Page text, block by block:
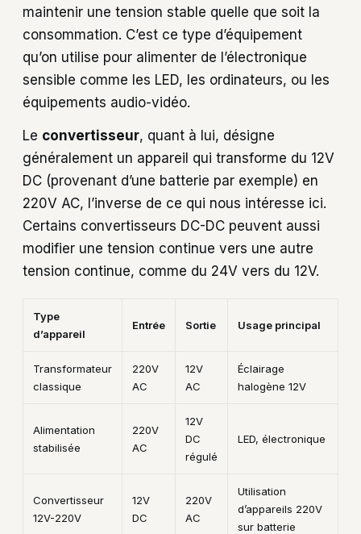
maintenir une tension stable quelle que soit la
consommation. C’est ce type d’équipement
qu’on utilise pour alimenter de l’électronique
sensible comme les LED, les ordinateurs, ou les
équipements audio-vidéo.
Le convertisseur, quant à lui, désigne
généralement un appareil qui transforme du 12V
DC (provenant d’une batterie par exemple) en
220V AC, l’inverse de ce qui nous intéresse ici.
Certains convertisseurs DC-DC peuvent aussi
modifier une tension continue vers une autre
tension continue, comme du 24V vers du 12V.
Type
d’appareil
Entrée Sortie Usage principal
Transformateur
classique
220V
AC
12V
AC
Éclairage
halogène 12V
Alimentation
stabilisée
220V
AC
12V
DC
régulé
LED, électronique
Convertisseur
12V-220V
12V
DC
220V
AC
Utilisation
d’appareils 220V
sur batterie